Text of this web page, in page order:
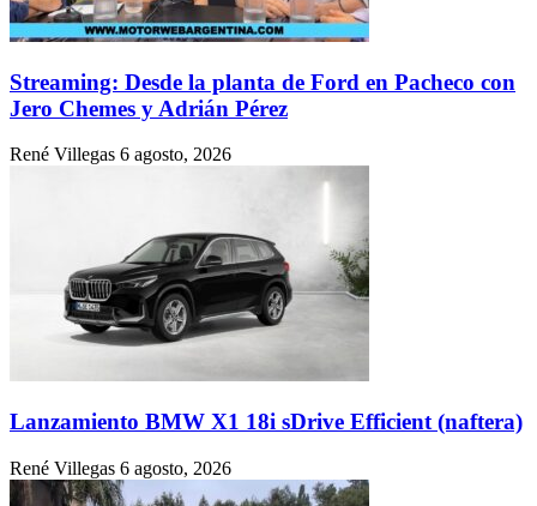
Streaming: Desde la planta de Ford en Pacheco con
Jero Chemes y Adrián Pérez
René Villegas 6 agosto, 2026
Lanzamiento BMW X1 18i sDrive Efficient (naftera)
René Villegas 6 agosto, 2026